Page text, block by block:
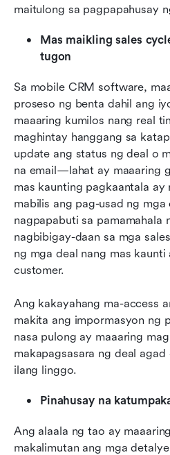
maitulong sa pagpapahusay
Mas maikling sales
tugon
Sa mobile CRM software,
proseso ng benta dahil ang
maaaring kumilos nang real
maghintay hanggang sa
update ang status ng deal o
na email—lahat ay maaaring
mas kaunting pagkaantala ay
mabilis ang pag-usad ng mga
nagpapabuti sa pamamahala
nagbibigay-daan sa mga
ng mga deal nang mas kaunti
customer.
Ang kakayahang ma-access
makita ang impormasyon ng
nasa pulong ay maaaring
makapagsasara ng deal
ilang linggo.
Pinahusay na
Ang alaala ng tao ay
makalimutan ang mga